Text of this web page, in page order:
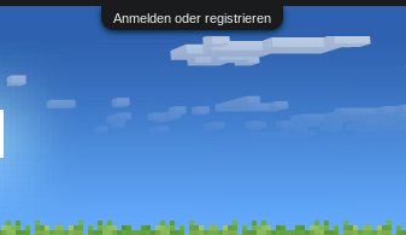
Anmelden oder registrieren